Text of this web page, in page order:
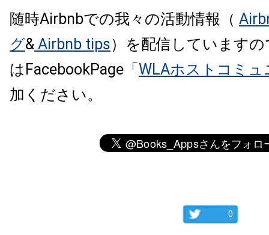
随時Airbnbでの我々の活動情報（
グ& Airbnb tips）を配信しています
はFacebookPage「 WLAホストコミュ
加ください。
0